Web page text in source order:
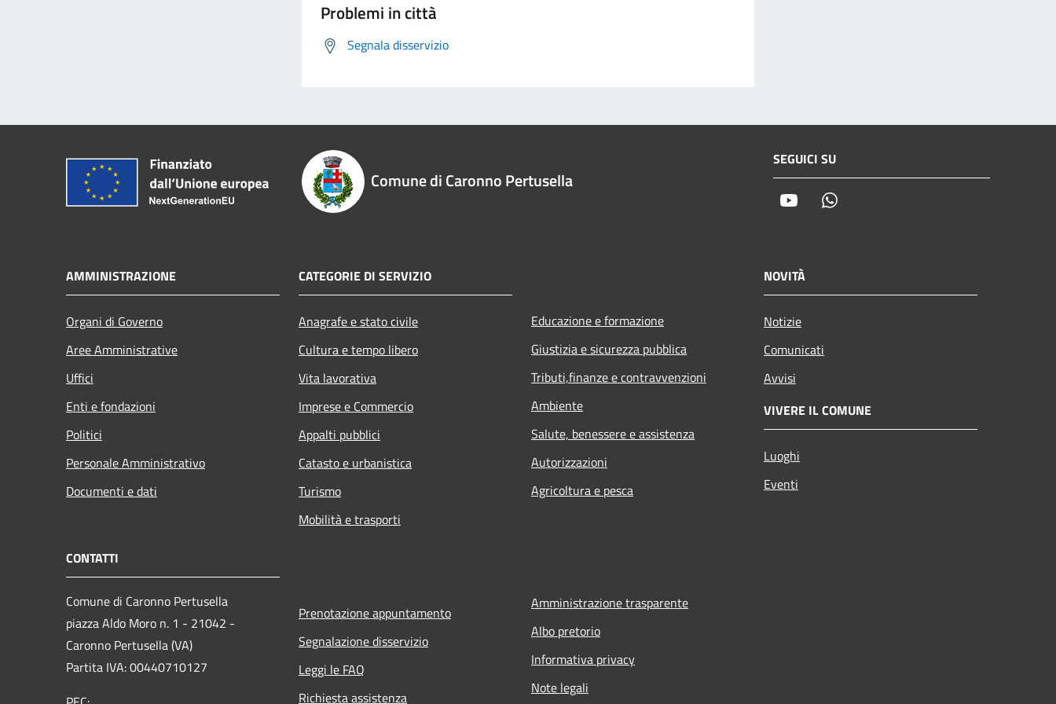
Problemi in città
Segnala disservizio
Comune di Caronno Pertusella
SEGUICI SU
Youtube
AMMINISTRAZIONE
Organi di Governo
Aree Amministrative
Uffici
Enti e fondazioni
Politici
Personale Amministrativo
Documenti e dati
CATEGORIE DI SERVIZIO
Anagrafe e stato civile
Cultura e tempo libero
Vita lavorativa
Imprese e Commercio
Appalti pubblici
Catasto e urbanistica
Turismo
Mobilità e trasporti
Educazione e formazione
Giustizia e sicurezza pubblica
Tributi,finanze e contravvenzioni
Ambiente
Salute, benessere e assistenza
Autorizzazioni
Agricoltura e pesca
NOVITÀ
Notizie
Comunicati
Avvisi
VIVERE IL COMUNE
Luoghi
Eventi
CONTATTI
Comune di Caronno Pertusella
piazza Aldo Moro n. 1 - 21042 -
Caronno Pertusella (VA)
Partita IVA: 00440710127
Prenotazione appuntamento
Segnalazione disservizio
Leggi le FAQ
Richiesta assistenza
Amministrazione trasparente
Albo pretorio
Informativa privacy
Note legali